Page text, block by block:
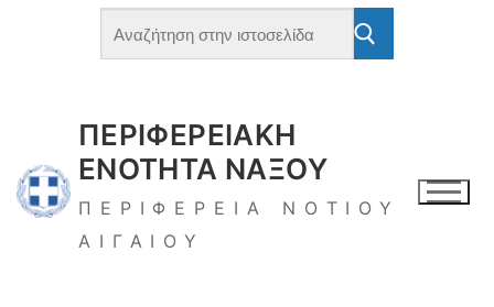
ΠΕΡΙΦΕΡΕΙΑΚΗ
ΕΝΟΤΗΤΑ ΝΑΞΟΥ
ΠΕΡΙΦΕΡΕΙΑ ΝΟΤΙΟΥ
ΑΙΓΑΙΟΥ